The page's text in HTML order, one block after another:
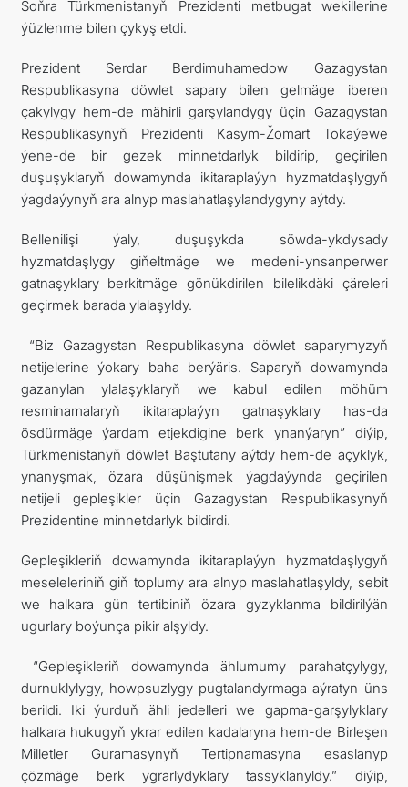
Soňra Türkmenistanyň Prezidenti metbugat wekillerine
ýüzlenme bilen çykyş etdi.
Prezident Serdar Berdimuhamedow Gazagystan
Respublikasyna döwlet sapary bilen gelmäge iberen
çakylygy hem-de mähirli garşylandygy üçin Gazagystan
Respublikasynyň Prezidenti Kasym-Žomart Tokaýewe
ýene-de bir gezek minnetdarlyk bildirip, geçirilen
duşuşyklaryň dowamynda ikitaraplaýyn hyzmatdaşlygyň
ýagdaýynyň ara alnyp maslahatlaşylandygyny aýtdy.
Bellenilişi ýaly, duşuşykda söwda-ykdysady
hyzmatdaşlygy giňeltmäge we medeni-ynsanperwer
gatnaşyklary berkitmäge gönükdirilen bilelikdäki çäreleri
geçirmek barada ylalaşyldy.
“Biz Gazagystan Respublikasyna döwlet saparymyzyň
netijelerine ýokary baha berýäris. Saparyň dowamynda
gazanylan ylalaşyklaryň we kabul edilen möhüm
resminamalaryň ikitaraplaýyn gatnaşyklary has-da
ösdürmäge ýardam etjekdigine berk ynanýaryn” diýip,
Türkmenistanyň döwlet Baştutany aýtdy hem-de açyklyk,
ynanyşmak, özara düşünişmek ýagdaýynda geçirilen
netijeli gepleşikler üçin Gazagystan Respublikasynyň
Prezidentine minnetdarlyk bildirdi.
Gepleşikleriň dowamynda ikitaraplaýyn hyzmatdaşlygyň
meseleleriniň giň toplumy ara alnyp maslahatlaşyldy, sebit
we halkara gün tertibiniň özara gyzyklanma bildirilýän
ugurlary boýunça pikir alşyldy.
“Gepleşikleriň dowamynda ählumumy parahatçylygy,
durnuklylygy, howpsuzlygy pugtalandyrmaga aýratyn üns
berildi. Iki ýurduň ähli jedelleri we gapma-garşylyklary
halkara hukugyň ykrar edilen kadalaryna hem-de Birleşen
Milletler Guramasynyň Tertipnamasyna esaslanyp
çözmäge berk ygrarlydyklary tassyklanyldy.” diýip,